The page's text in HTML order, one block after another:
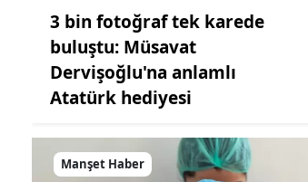
3 bin fotoğraf tek karede
buluştu: Müsavat
Dervişoğlu'na anlamlı
Atatürk hediyesi
Manşet Haber